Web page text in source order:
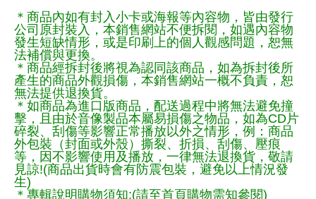
＊商品內如有封入小卡或海報等內容物，皆由發行
公司原封裝入，本銷售網站不便拆閱，如遇內容物
發生短缺情形，或是印刷上的個人觀感問題，恕無
法補償與更換。
＊商品經拆封後將視為認同該商品，如為拆封後所
產生的商品外觀損傷，本銷售網站一概不負責，恕
無法提供退換貨。
＊如商品為進口版商品，配送過程中將無法避免撞
擊，且由於音像製品本屬易損傷之物品，如為CD片
碎裂、刮傷等影響正常播放以外之情形，例：商品
外包裝（封面或外殼）撕裂、折損、刮傷、壓痕
等，因不影響使用及播放，一律無法退換貨，敬請
見諒!(商品出貨時會有防震包裝，避免以上情況發
生)
＊專輯說明購物須知:(請至首頁購物需知參閱)